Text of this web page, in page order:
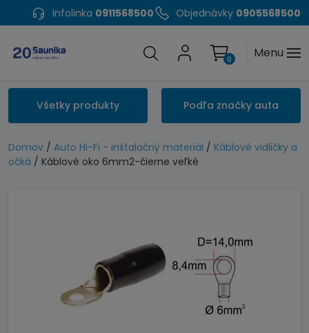
Infolinka 0911568500 Objednávky 0905568500
Menu
0
Všetky produkty Podľa značky auta
Domov / Auto Hi-Fi - inštalačný materiál / Káblové vidličky a
očká / Káblové oko 6mm2-čierne veľké